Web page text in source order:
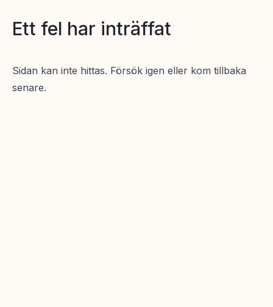
Ett fel har inträffat
Sidan kan inte hittas. Försök igen eller kom tillbaka
senare.